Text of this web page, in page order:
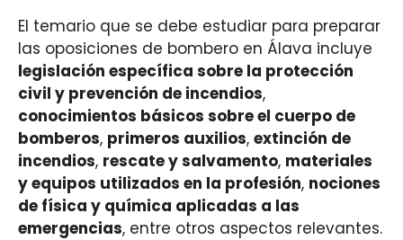
El temario que se debe estudiar para preparar
las oposiciones de bombero en Álava incluye
legislación específica sobre la protección
civil y prevención de incendios,
conocimientos básicos sobre el cuerpo de
bomberos, primeros auxilios, extinción de
incendios, rescate y salvamento, materiales
y equipos utilizados en la profesión, nociones
de física y química aplicadas a las
emergencias, entre otros aspectos relevantes.